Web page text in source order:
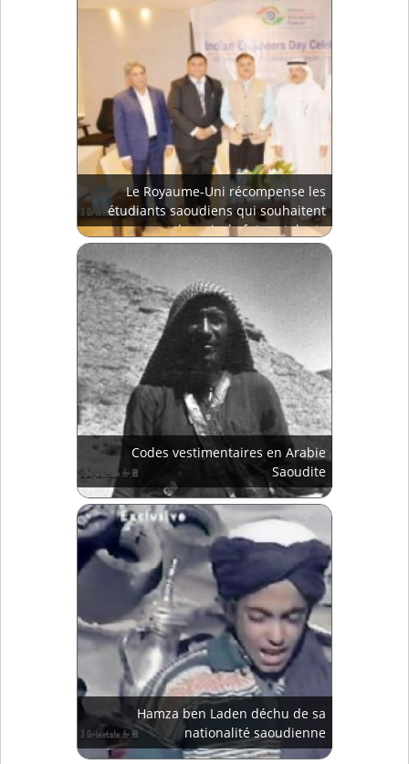
Le Royaume-Uni récompense les
étudiants saoudiens qui souhaitent
devenir de futurs talents
Codes vestimentaires en Arabie
Saoudite
Hamza ben Laden déchu de sa
nationalité saoudienne